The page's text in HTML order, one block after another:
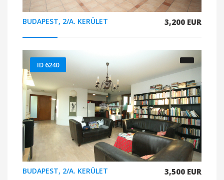
BUDAPEST, 2/A. KERÜLET 3,200 EUR
BUDAPEST, 2/A. KERÜLET 3,500 EUR
ID 6240